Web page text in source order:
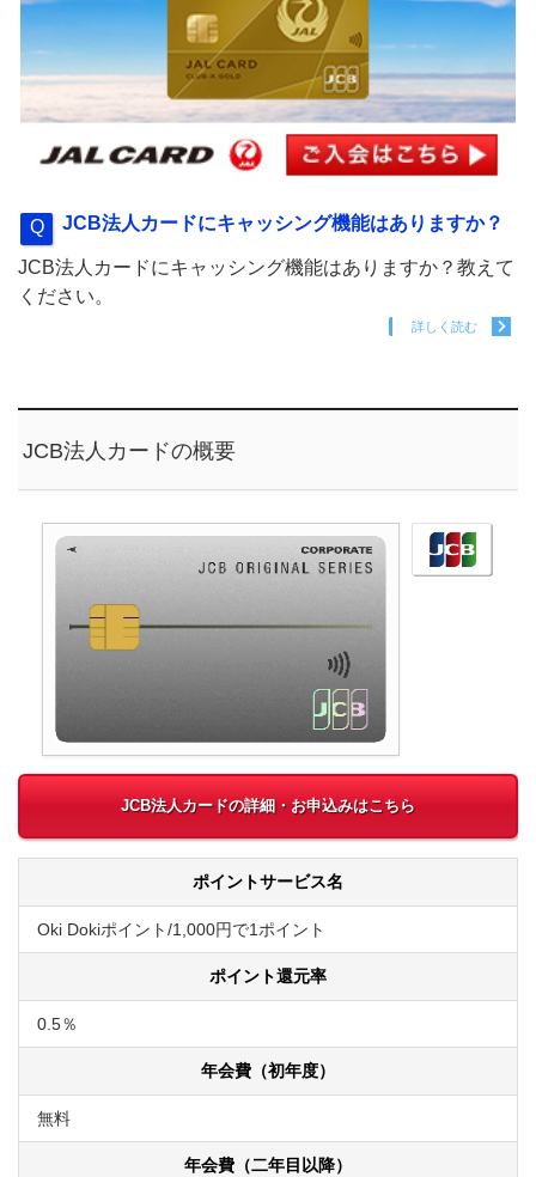
JCB法人カードにキャッシング機能はありますか？
JCB法人カードにキャッシング機能はありますか？教えて
ください。
詳しく読む
JCB法人カードの概要
JCB法人カードの詳細・お申込みはこちら
ポイントサービス名
Oki Dokiポイント/1,000円で1ポイント
ポイント還元率
0.5％
年会費（初年度）
無料
年会費（二年目以降）